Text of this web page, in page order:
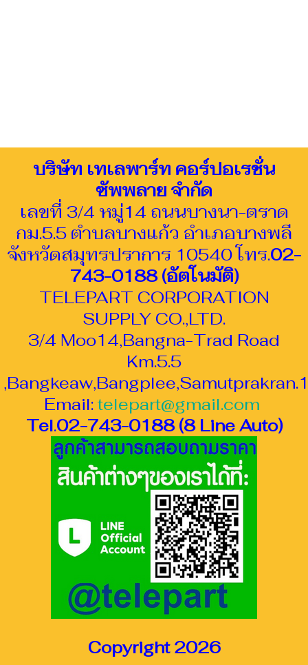
บริษัท เทเลพาร์ท คอร์ปอเรชั่น
ซัพพลาย จำกัด
เลขที่ 3/4 หมู่14 ถนนบางนา-ตราด
กม.5.5 ตำบลบางแก้ว อำเภอบางพลี
จังหวัดสมุทรปราการ 10540 โทร.02-
743-0188 (อัตโนมัติ)
TELEPART CORPORATION
SUPPLY CO.,LTD.
3/4 Moo14,Bangna-Trad Road
Km.5.5
Email:telepart@gmail.com
Tel.02-743-0188 (8 Line Auto)
Copyright 2026